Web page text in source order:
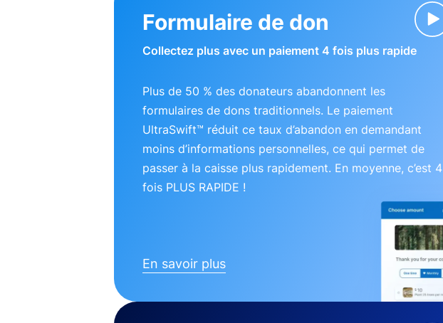
Formulaire de don
Collectez plus avec un paiement 4 fois plus rapide
Plus de 50 % des donateurs abandonnent les
formulaires de dons traditionnels. Le paiement
UltraSwift™ réduit ce taux d’abandon en demandant
moins d’informations personnelles, ce qui permet de
passer à la caisse plus rapidement. En moyenne, c’est 4
fois PLUS RAPIDE !
En savoir plus